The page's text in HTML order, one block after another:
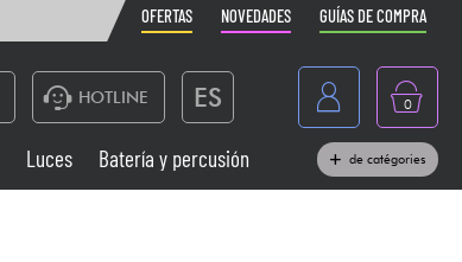
OFERTAS NOVEDADES GUÍAS DE COMPRA
HOTLINE ES
France
Belgique
0
Luces Batería y percusión de catégories